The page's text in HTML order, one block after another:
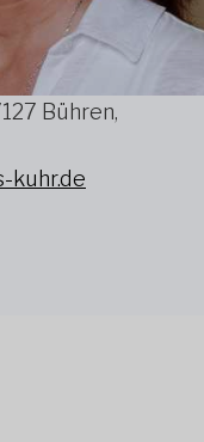
Bühren,
kuhr.de